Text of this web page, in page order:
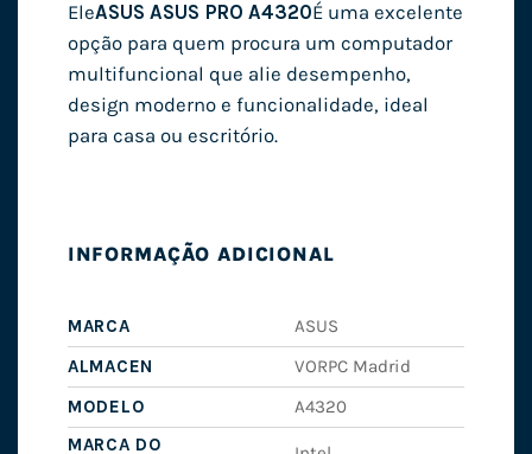
EleASUS ASUS PRO A4320É uma excelente
opção para quem procura um computador
multifuncional que alie desempenho,
design moderno e funcionalidade, ideal
para casa ou escritório.
INFORMAÇÃO ADICIONAL
MARCA
ASUS
ALMACEN
VORPC Madrid
MODELO
A4320
MARCA DO